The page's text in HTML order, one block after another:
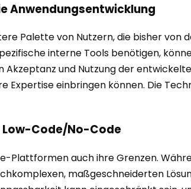
Anwendungsentwicklung
Palette von Nutzern, die bisher
interne Tools benötigen,
und Nutzung der
Expertise einbringen können. Die
Low-Code/No-Code
auch ihre Grenzen.
maßgeschneiderten